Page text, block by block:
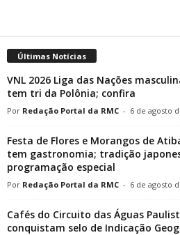
Últimas Notícias
VNL 2026 Liga das Nações
tem tri da Polônia; confira
Redação Portal da RMC - 6 de agosto
Festa de Flores e Morangos de
tem gastronomia; tradição
programação especial
Redação Portal da RMC - 6 de agosto
Cafés do Circuito das Águas
conquistam selo de Indicação